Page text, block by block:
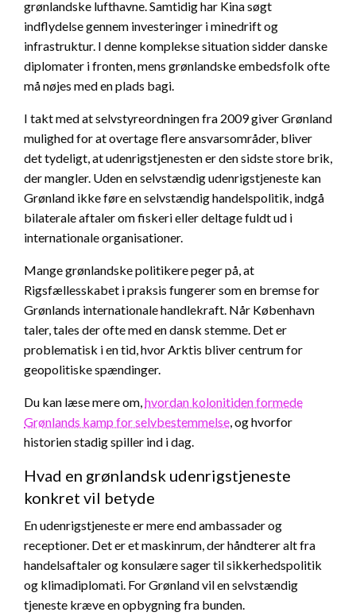
grønlandske lufthavne. Samtidig har Kina søgt
indflydelse gennem investeringer i minedrift og
infrastruktur. I denne komplekse situation sidder danske
diplomater i fronten, mens grønlandske embedsfolk ofte
må nøjes med en plads bagi.
I takt med at selvstyreordningen fra 2009 giver Grønland
mulighed for at overtage flere ansvarsområder, bliver
det tydeligt, at udenrigstjenesten er den sidste store brik,
der mangler. Uden en selvstændig udenrigstjeneste kan
Grønland ikke føre en selvstændig handelspolitik, indgå
bilaterale aftaler om fiskeri eller deltage fuldt ud i
internationale organisationer.
Mange grønlandske politikere peger på, at
Rigsfællesskabet i praksis fungerer som en bremse for
Grønlands internationale handlekraft. Når København
taler, tales der ofte med en dansk stemme. Det er
problematisk i en tid, hvor Arktis bliver centrum for
geopolitiske spændinger.
Du kan læse mere om,hvordan kolonitiden formede
Grønlands kamp for selvbestemmelse, og hvorfor
historien stadig spiller ind i dag.
Hvad en grønlandsk udenrigstjeneste
konkret vil betyde
En udenrigstjeneste er mere end ambassader og
receptioner. Det er et maskinrum, der håndterer alt fra
handelsaftaler og konsulære sager til sikkerhedspolitik
og klimadiplomati. For Grønland vil en selvstændig
tjeneste kræve en opbygning fra bunden.